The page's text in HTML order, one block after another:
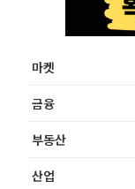
마켓
금융
부동산
산업